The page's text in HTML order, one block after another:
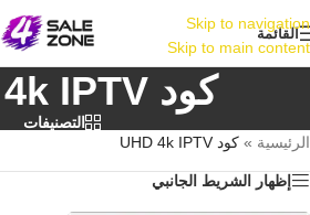
Skip to navigation
Skip to main content
القائمة
كود UHD 4k IPTV
التصنيفات
الرئيسية » كود UHD 4k IPTV
إظهار الشريط الجانبي